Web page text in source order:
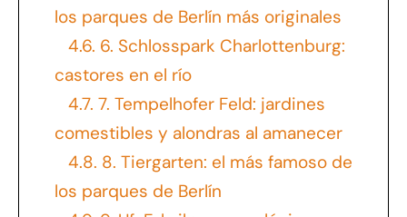
los parques de Berlín más originales
4.6. 6. Schlosspark Charlottenburg:
castores en el río
4.7. 7. Tempelhofer Feld: jardines
comestibles y alondras al amanecer
4.8. 8. Tiergarten: el más famoso de
los parques de Berlín